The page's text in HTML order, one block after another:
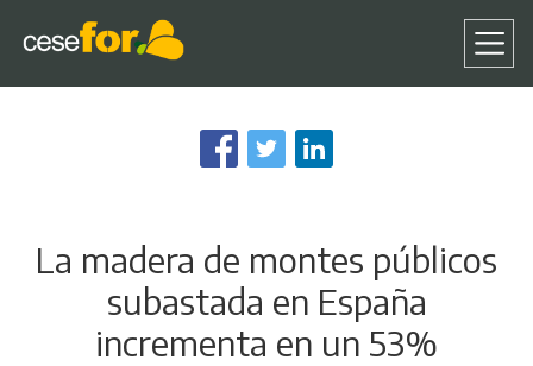
al
contenido
La madera de montes públicos
subastada en España
incrementa en un 53%